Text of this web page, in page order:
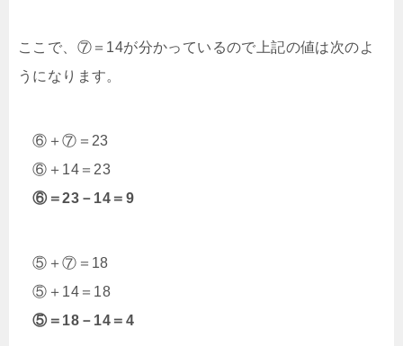
ここで、⑦＝14が分かっているので上記の値は次のよ
うになります。
⑥＋⑦＝23
⑥＋14＝23
⑥＝23－14＝9
⑤＋⑦＝18
⑤＋14＝18
⑤＝18－14＝4